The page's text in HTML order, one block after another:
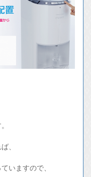
、
いますので、